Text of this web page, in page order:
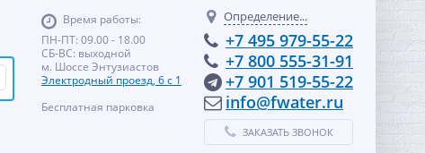
Время работы:
ПН-ПТ: 09.00 - 18.00
СБ-ВС: выходной
м. Шоссе Энтузиастов
Электродный проезд, 6 с 1
Бесплатная парковка
Определение...
+7 495 979-55-22
+7 800 555-31-91
+7 901 519-55-22
info@fwater.ru
ЗАКАЗАТЬ ЗВОНОК